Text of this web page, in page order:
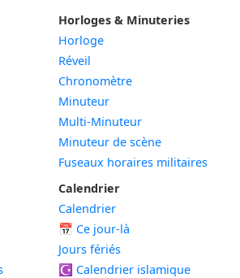
Horloges & Minuteries
Horloge
Réveil
Chronomètre
Minuteur
Multi-Minuteur
Minuteur de scène
Fuseaux horaires militaires
Calendrier
Calendrier
📅 Ce jour-là
Jours fériés
☪️ Calendrier islamique